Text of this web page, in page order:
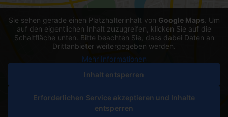
Sie sehen gerade einen Platzhalterinhalt von Google Maps . Um
auf den eigentlichen Inhalt zuzugreifen, klicken Sie auf die
Schaltfläche unten. Bitte beachten Sie, dass dabei Daten an
Drittanbieter weitergegeben werden.
Mehr Informationen
Inhalt entsperren
Erforderlichen Service akzeptieren und Inhalte
entsperren